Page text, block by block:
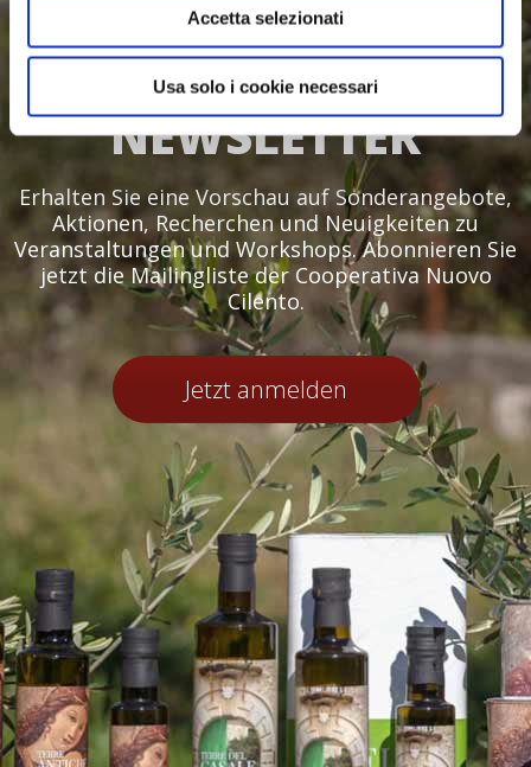
Accetta selezionati
Usa solo i cookie necessari
ABONNIEREN SIE
UNSEREN
NEWSLETTER
Erhalten Sie eine Vorschau auf Sonderangebote,
Aktionen, Recherchen und Neuigkeiten zu
Veranstaltungen und Workshops. Abonnieren Sie
jetzt die Mailingliste der Cooperativa Nuovo
Cilento.
Jetzt anmelden